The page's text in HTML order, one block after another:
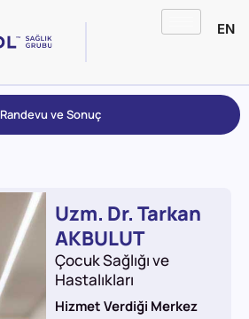
EN
Randevu ve Sonuç
Uzm. Dr. Tarkan
AKBULUT
Çocuk Sağlığı ve
Hastalıkları
Hizmet Verdiği Merkez